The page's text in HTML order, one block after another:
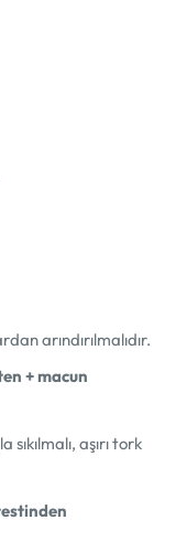
arındırılmalıdır.
+ macun
aşırı tork